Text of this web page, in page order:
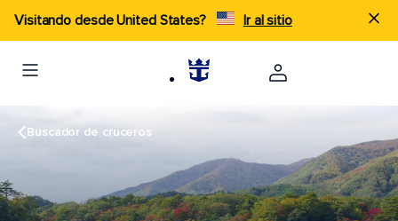
Visitando desde United States? Ir al sitio
Buscador de cruceros